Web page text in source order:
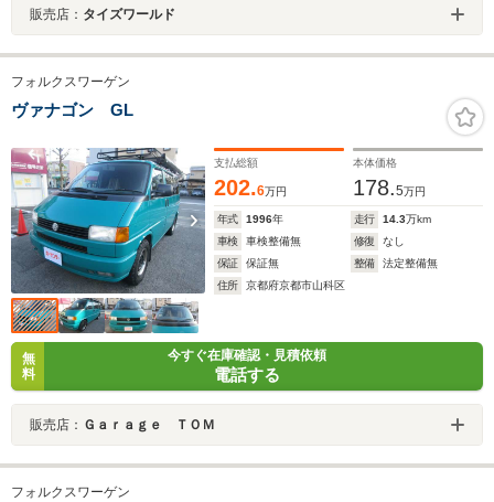
販売店： タイズワールド
フォルクスワーゲン
ヴァナゴン GL
支払総額
202.6万円
本体価格
178.5万円
年式 1996年 走行 14.3万km
車検
車検整備無 修復
なし
保証
保証無 整備
法定整備無
住所
京都府京都市山科区
無
料
今すぐ在庫確認・見積依頼
電話する
販売店： Ｇａｒａｇｅ ＴＯＭ
フォルクスワーゲン